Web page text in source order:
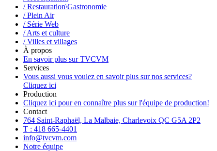
/ Restauration\Gastronomie
/ Plein Air
/ Série Web
/ Arts et culture
/ Villes et villages
À propos
En savoir plus sur TVCVM
Services
Vous aussi vous voulez en savoir plus sur nos services?
Cliquez ici
Production
Cliquez ici pour en connaître plus sur l'équipe de production!
Contact
764 Saint-Raphaël, La Malbaie, Charlevoix QC G5A 2P2
T : 418 665-4401
info@tvcvm.com
Notre équipe